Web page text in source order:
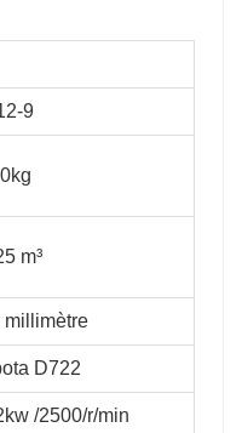
9
m³
millimètre
D722
/2500/r/min